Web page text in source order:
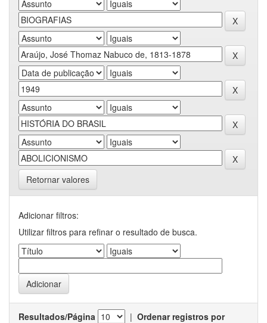
Retornar valores
Adicionar filtros:
Utilizar filtros para refinar o resultado de busca.
Resultados/Página | Ordenar registros por